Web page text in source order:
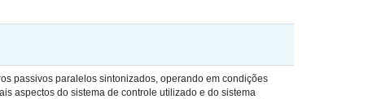
passivos paralelos sintonizados, operando em condições
aspectos do sistema de controle utilizado e do sistema